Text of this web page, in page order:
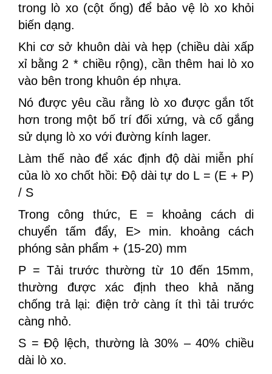
trong lò xo (cột ống) để bảo vệ lò xo khỏi
biến dạng.
Khi cơ sở khuôn dài và hẹp (chiều dài xấp
xỉ bằng 2 * chiều rộng), cần thêm hai lò xo
vào bên trong khuôn ép nhựa.
Nó được yêu cầu rằng lò xo được gắn tốt
hơn trong một bố trí đối xứng, và cố gắng
sử dụng lò xo với đường kính lager.
Làm thế nào để xác định độ dài miễn phí
của lò xo chốt hồi: Độ dài tự do L = (E + P)
/ S
Trong công thức, E = khoảng cách di
chuyển tấm đẩy, E> min. khoảng cách
phóng sản phẩm + (15-20) mm
P = Tải trước thường từ 10 đến 15mm,
thường được xác định theo khả năng
chống trả lại: điện trở càng ít thì tải trước
càng nhỏ.
S = Độ lệch, thường là 30% – 40% chiều
dài lò xo.